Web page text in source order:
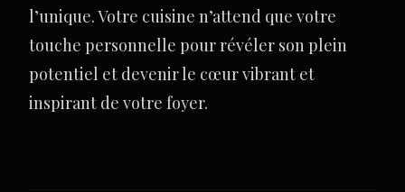
l’unique. Votre cuisine n’attend que votre
touche personnelle pour révéler son plein
potentiel et devenir le cœur vibrant et
inspirant de votre foyer.